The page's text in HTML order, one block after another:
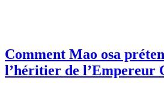
Comment Mao osa
l’héritier de l’Empereur